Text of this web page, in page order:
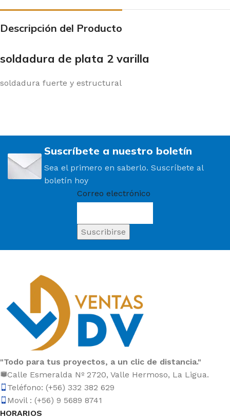
Descripción del Producto
soldadura de plata 2 varilla
soldadura fuerte y estructural
Suscríbete a nuestro boletín
Sea el primero en saberlo. Suscríbete al
boletín hoy
Correo electrónico
"Todo para tus proyectos, a un clic de distancia."
Calle Esmeralda Nº 2720, Valle Hermoso, La Ligua.
Teléfono: (+56) 332 382 629
Movil : (+56) 9 5689 8741
HORARIOS